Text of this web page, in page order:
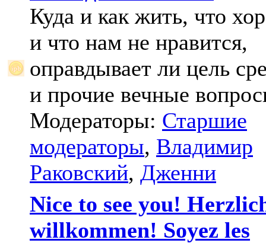
Куда и как жить, что
и что нам не нравится,
оправдывает ли цель
и прочие вечные
Модераторы: Старшие
модераторы, Владимир
Раковский, Дженни
Nice to see you!
willkommen! Soyez les